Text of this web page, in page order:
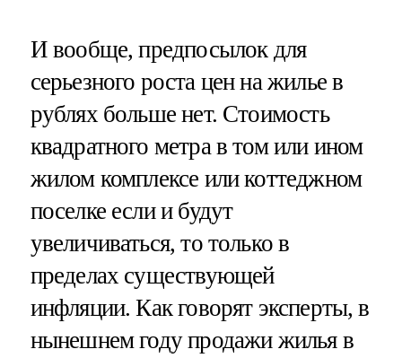
И вообще, предпосылок для
серьезного роста цен на жилье в
рублях больше нет. Стоимость
квадратного метра в том или ином
жилом комплексе или коттеджном
поселке если и будут
увеличиваться, то только в
пределах существующей
инфляции. Как говорят эксперты, в
нынешнем году продажи жилья в